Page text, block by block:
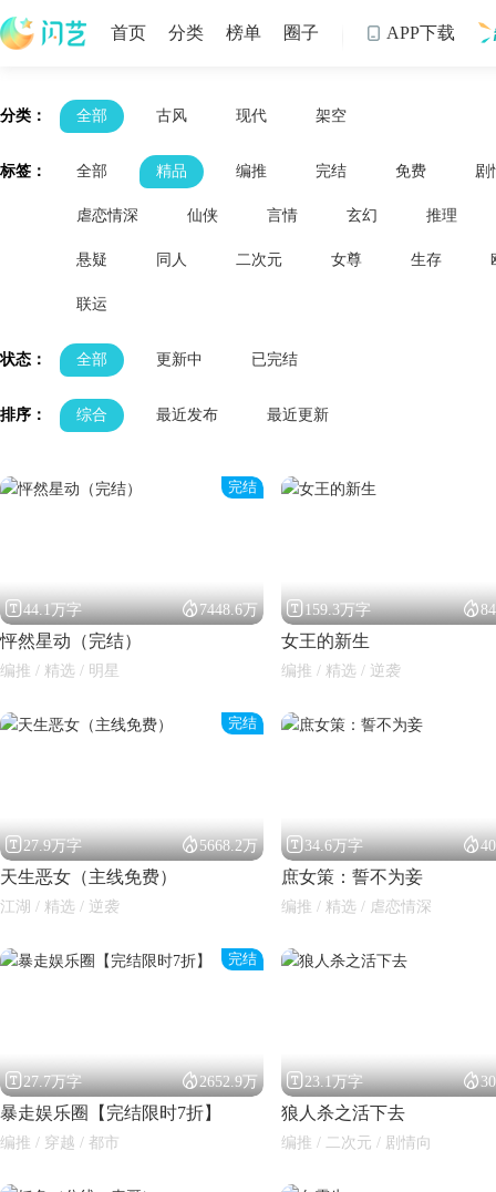
闪艺
首页 分类 榜单 圈子  APP下载
分类： 全部 古风 现代 架空
标签： 全部 精品 编推 完结 免费 剧
虐恋情深 仙侠 言情 玄幻 推理
悬疑 同人 二次元 女尊 生存
联运
状态： 全部 更新中 已完结
排序： 综合 最近发布 最近更新
完结
44.1万字 7448.6万
怦然星动（完结）
编推 / 精选 / 明星
159.3万字 
女王的新生
编推 / 精选 / 逆袭
完结
27.9万字 5668.2万
天生恶女（主线免费）
江湖 / 精选 / 逆袭
34.6万字 
庶女策：誓不为妾
编推 / 精选 / 虐恋情深
完结
27.7万字 2652.9万
暴走娱乐圈【完结限时7折】
编推 / 穿越 / 都市
23.1万字 
狼人杀之活下去
编推 / 二次元 / 剧情向